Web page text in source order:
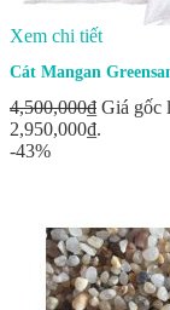
Xem chi tiết
Cát Mangan
4,500,000₫ Giá gốc
2,950,000₫.
-43%